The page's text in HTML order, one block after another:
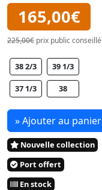
165,00€
225,00€ prix public conseillé
38 2/3 39 1/3
37 1/3 38
» Ajouter au panier
Nouvelle collection
Port offert
En stock